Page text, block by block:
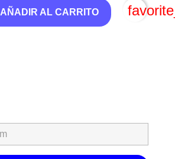
AÑADIR AL CARRITO